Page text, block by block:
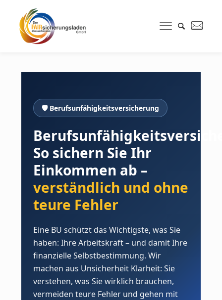
🛡 Berufsunfähigkeitsversicherung
So sichern Sie Ihr
Einkommen ab –
verständlich und ohne
teure Fehler
Eine BU schützt das Wichtigste, was Sie
haben: Ihre Arbeitskraft – und damit Ihre
finanzielle Selbstbestimmung. Wir
machen aus Unsicherheit Klarheit: Sie
verstehen, was Sie wirklich brauchen,
vermeiden teure Fehler und gehen mit